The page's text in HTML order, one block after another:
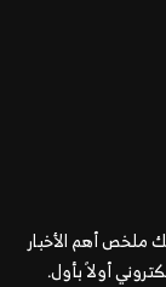
ملخص أهم الأخبار
أولاً بأول.